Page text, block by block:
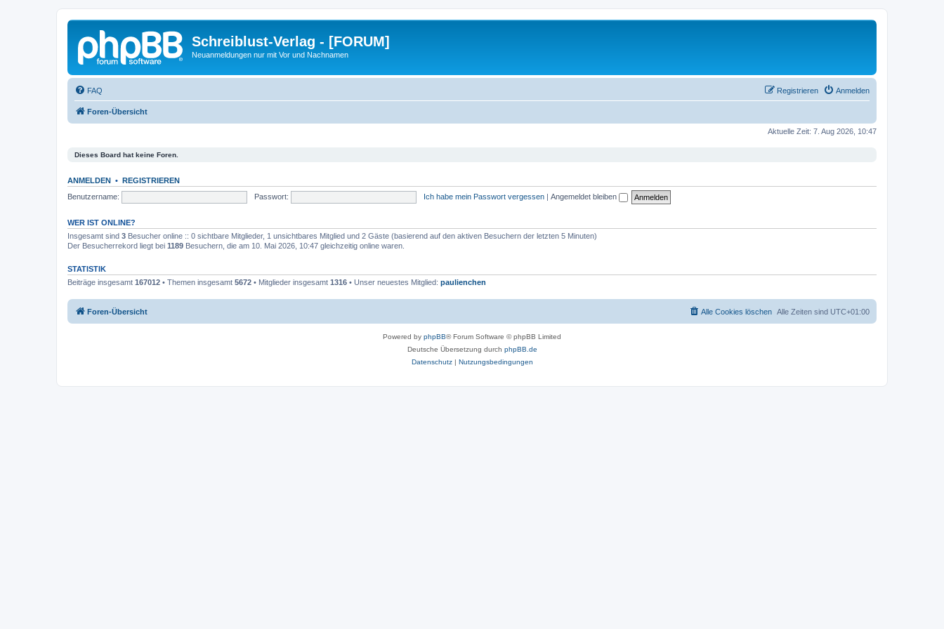
Schreiblust-Verlag - [FORUM]
Neuanmeldungen nur mit Vor und Nachnamen
FAQ Anmelden
Registrieren
Foren-Übersicht
Aktuelle Zeit: 7. Aug 2026, 10:47
Dieses Board hat keine Foren.
ANMELDEN • REGISTRIEREN
Benutzername:
Passwort: Ich habe mein Passwort vergessen | Angemeldet bleiben
WER IST ONLINE?
Insgesamt sind 3 Besucher online :: 0 sichtbare Mitglieder, 1 unsichtbares Mitglied und 2 Gäste (basierend auf den aktiven Besuchern der letzten 5 Minuten)
Der Besucherrekord liegt bei 1189 Besuchern, die am 10. Mai 2026, 10:47 gleichzeitig online waren.
STATISTIK
Beiträge insgesamt 167012 • Themen insgesamt 5672 • Mitglieder insgesamt 1316 • Unser neuestes Mitglied: paulienchen
Foren-Übersicht Alle Zeiten sind UTC+01:00
Alle Cookies löschen
Powered by phpBB® Forum Software © phpBB Limited
Deutsche Übersetzung durch phpBB.de
Datenschutz| Nutzungsbedingungen